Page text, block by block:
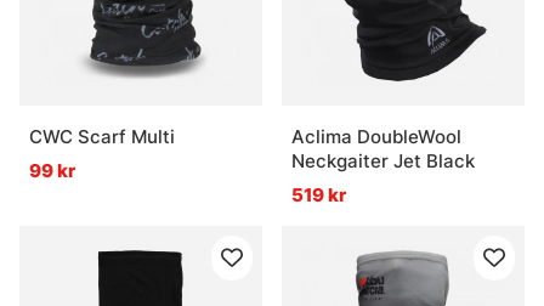
CWC Scarf Multi
99 kr
Aclima DoubleWool
Neckgaiter Jet Black
519 kr